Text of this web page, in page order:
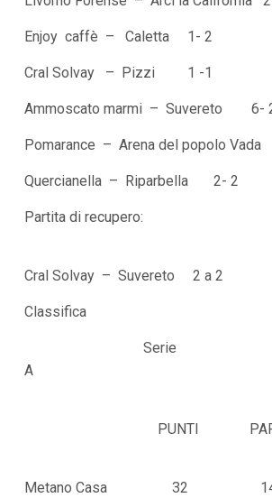
V
n
f
n
o
Enjoy caffè – Caletta 1- 2
Cral Solvay – Pizzi 1 -1
Ammoscato marmi – Suvereto 6-
Pomarance – Arena del popolo
Quercianella – Riparbella 2- 2
Partita di
Cral Solvay – Suvereto 2 a 2
Serie
PUNTI
Metano Casa 32